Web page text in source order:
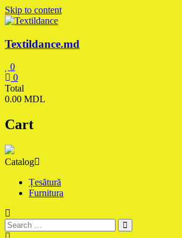
Skip to content
Textildance.md
0
0
Total
0.00 MDL
Cart
Catalog
Țesătură
Furnitura